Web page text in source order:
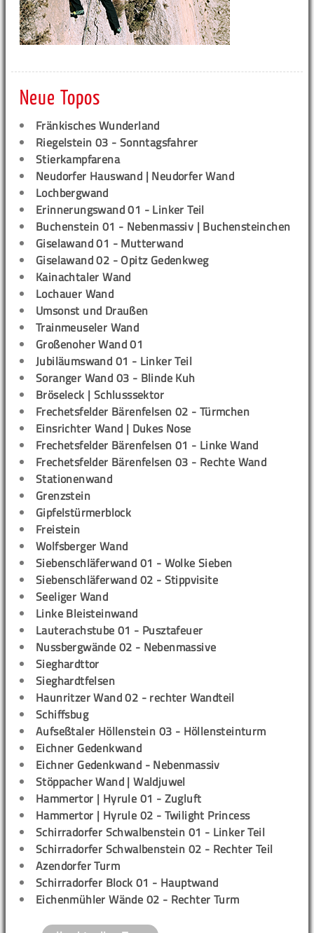
Neue Topos
Fränkisches Wunderland
Riegelstein 03 - Sonntagsfahrer
Stierkampfarena
Neudorfer Hauswand | Neudorfer Wand
Lochbergwand
Erinnerungswand 01 - Linker Teil
Buchenstein 01 - Nebenmassiv | Buchensteinchen
Giselawand 01 - Mutterwand
Giselawand 02 - Opitz Gedenkweg
Kainachtaler Wand
Lochauer Wand
Umsonst und Draußen
Trainmeuseler Wand
Großenoher Wand 01
Jubiläumswand 01 - Linker Teil
Soranger Wand 03 - Blinde Kuh
Bröseleck | Schlusssektor
Frechetsfelder Bärenfelsen 02 - Türmchen
Einsrichter Wand | Dukes Nose
Frechetsfelder Bärenfelsen 01 - Linke Wand
Frechetsfelder Bärenfelsen 03 - Rechte Wand
Stationenwand
Grenzstein
Gipfelstürmerblock
Freistein
Wolfsberger Wand
Siebenschläferwand 01 - Wolke Sieben
Siebenschläferwand 02 - Stippvisite
Seeliger Wand
Linke Bleisteinwand
Lauterachstube 01 - Pusztafeuer
Nussbergwände 02 - Nebenmassive
Sieghardttor
Sieghardtfelsen
Haunritzer Wand 02 - rechter Wandteil
Schiffsbug
Aufseßtaler Höllenstein 03 - Höllensteinturm
Eichner Gedenkwand
Eichner Gedenkwand - Nebenmassiv
Stöppacher Wand | Waldjuwel
Hammertor | Hyrule 01 - Zugluft
Hammertor | Hyrule 02 - Twilight Princess
Schirradorfer Schwalbenstein 01 - Linker Teil
Schirradorfer Schwalbenstein 02 - Rechter Teil
Azendorfer Turm
Schirradorfer Block 01 - Hauptwand
Eichenmühler Wände 02 - Rechter Turm